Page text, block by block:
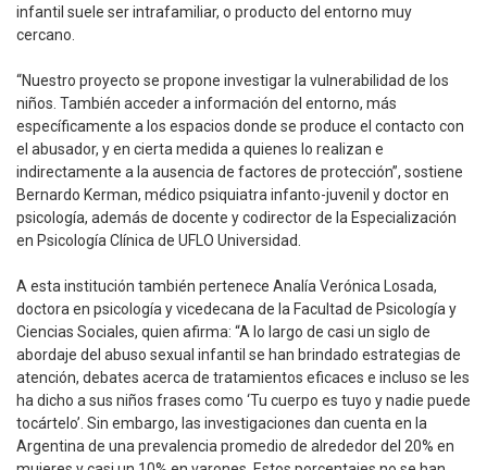
infantil suele ser intrafamiliar, o producto del entorno muy
cercano.
“Nuestro proyecto se propone investigar la vulnerabilidad de los
niños. También acceder a información del entorno, más
específicamente a los espacios donde se produce el contacto con
el abusador, y en cierta medida a quienes lo realizan e
indirectamente a la ausencia de factores de protección”, sostiene
Bernardo Kerman, médico psiquiatra infanto-juvenil y doctor en
psicología, además de docente y codirector de la Especialización
en Psicología Clínica de UFLO Universidad.
A esta institución también pertenece Analía Verónica Losada,
doctora en psicología y vicedecana de la Facultad de Psicología y
Ciencias Sociales, quien afirma: “A lo largo de casi un siglo de
abordaje del abuso sexual infantil se han brindado estrategias de
atención, debates acerca de tratamientos eficaces e incluso se les
ha dicho a sus niños frases como ‘Tu cuerpo es tuyo y nadie puede
tocártelo’. Sin embargo, las investigaciones dan cuenta en la
Argentina de una prevalencia promedio de alrededor del 20% en